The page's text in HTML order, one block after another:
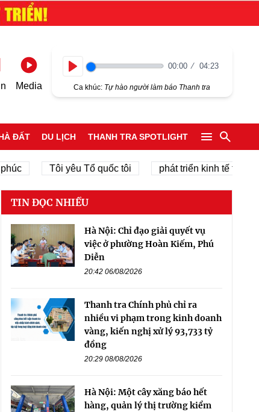
Media
00:00 04:23
Ca khúc: Tự hào người làm báo Thanh tra
ĐẤT DU LỊCH THANH TRA SPOTLIGHT
Tôi yêu Tổ quốc tôi phát triển kinh tế tư nhân
TIN ĐỌC NHIỀU
Hà Nội: Chỉ đạo giải quyết vụ
việc ở phường Hoàn Kiếm, Phú
Diễn
20:42 06/08/2026
Thanh tra Chính phủ chỉ ra
nhiều vi phạm trong kinh doanh
vàng, kiến nghị xử lý 93,733 tỷ
đồng
20:29 08/08/2026
Hà Nội: Một cây xăng báo hết
hàng, quản lý thị trường kiểm